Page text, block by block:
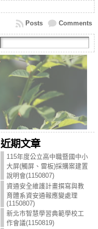
Comments
Posts
近期文章
115年度公立高中職暨國中小
大屏(觸屏、雷板)採購案建置
說明會(1150807)
資通安全維護計畫撰寫與教
育體系資安通報應變處理
(1150807)
新北市智慧學習典範學校工
作會議(1150819)